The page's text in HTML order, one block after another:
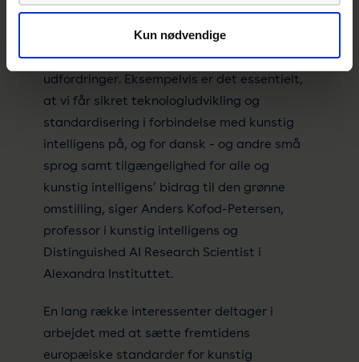
Kun nødvendige
retning, som vi som samfund og borgere er
komfortable med; men i allerhøjeste grad
også i forhold til vigtige teknologiske
udfordringer. Eksempelvis er det essentielt,
at vi får sikret teknologiudvikling og
standardisering i forbindelse med kunstig
intelligens på, og for dansk - og andre små
sprog samt tilgængelighed for alle og
kunstig intelligens’ bidrag til den grønne
omstilling, siger Anders Kofod-Petersen,
professor i kunstig intelligens og
Distinguished AI Research Scientist i
Alexandra Instituttet.
En lang række interessenter deltager i
arbejdet med at sætte fremtidens
europæiske standarder for kunstig